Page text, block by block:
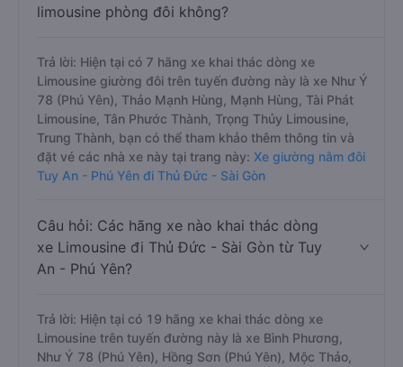
limousine phòng đôi không?
Trả lời: Hiện tại có 7 hãng xe khai thác dòng xe
Limousine giường đôi trên tuyến đường này là xe Như Ý
78 (Phú Yên), Thảo Mạnh Hùng, Mạnh Hùng, Tài Phát
Limousine, Tân Phước Thành, Trọng Thủy Limousine,
Trung Thành, bạn có thể tham khảo thêm thông tin và
đặt vé các nhà xe này tại trang này: Xe giường nằm đôi
Tuy An - Phú Yên đi Thủ Đức - Sài Gòn
Câu hỏi: Các hãng xe nào khai thác dòng
xe Limousine đi Thủ Đức - Sài Gòn từ Tuy
An - Phú Yên?
Trả lời: Hiện tại có 19 hãng xe khai thác dòng xe
Limousine trên tuyến đường này là xe Bình Phương,
Như Ý 78 (Phú Yên), Hồng Sơn (Phú Yên), Mộc Thảo,